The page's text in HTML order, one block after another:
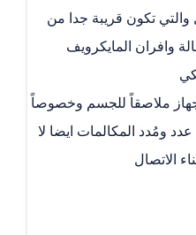
والتي تكون قريبة جدا من
وافران المايكرويف
ملاصقاً للجسم وخصوصاً
ومُدد المكالمات ايضا لا
الاتصال